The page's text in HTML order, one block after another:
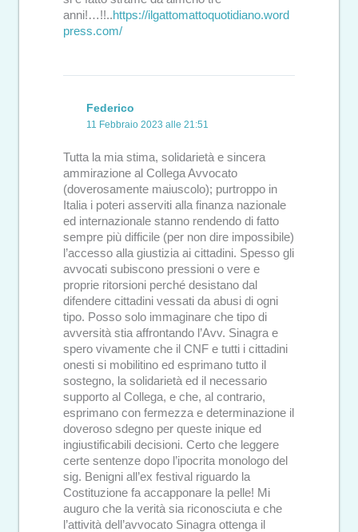
anni!…!!..https://ilgattomattoquotidiano.word
press.com/
Federico
11 Febbraio 2023 alle 21:51
Tutta la mia stima, solidarietà e sincera
ammirazione al Collega Avvocato
(doverosamente maiuscolo); purtroppo in
Italia i poteri asserviti alla finanza nazionale
ed internazionale stanno rendendo di fatto
sempre più difficile (per non dire impossibile)
l’accesso alla giustizia ai cittadini. Spesso gli
avvocati subiscono pressioni o vere e
proprie ritorsioni perché desistano dal
difendere cittadini vessati da abusi di ogni
tipo. Posso solo immaginare che tipo di
avversità stia affrontando l’Avv. Sinagra e
spero vivamente che il CNF e tutti i cittadini
onesti si mobilitino ed esprimano tutto il
sostegno, la solidarietà ed il necessario
supporto al Collega, e che, al contrario,
esprimano con fermezza e determinazione il
doveroso sdegno per queste inique ed
ingiustificabili decisioni. Certo che leggere
certe sentenze dopo l’ipocrita monologo del
sig. Benigni all’ex festival riguardo la
Costituzione fa accapponare la pelle! Mi
auguro che la verità sia riconosciuta e che
l’attività dell’avvocato Sinagra ottenga il